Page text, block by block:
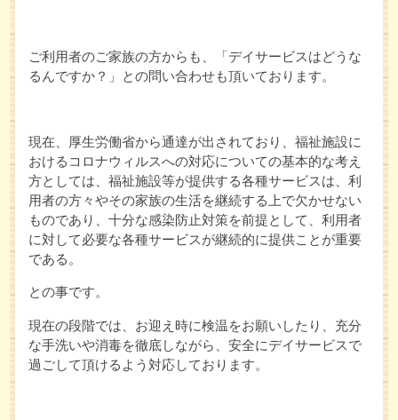
ご利用者のご家族の方からも、「デイサービスはどうな
るんですか？」との問い合わせも頂いております。
現在、厚生労働省から通達が出されており、福祉施設に
おけるコロナウィルスへの対応についての基本的な考え
方としては、福祉施設等が提供する各種サービスは、利
用者の方々やその家族の生活を継続する上で欠かせない
ものであり、十分な感染防止対策を前提として、利用者
に対して必要な各種サービスが継続的に提供ことが重要
である。
との事です。
現在の段階では、お迎え時に検温をお願いしたり、充分
な手洗いや消毒を徹底しながら、安全にデイサービスで
過ごして頂けるよう対応しております。